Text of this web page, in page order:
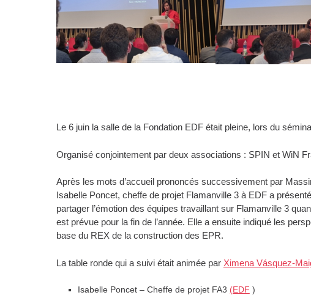
Le 6 juin la salle de la Fondation EDF était pleine, lors du
Organisé conjointement par deux associations : SPIN et WiN
Après les mots d’accueil prononcés successivement par
Isabelle Poncet, cheffe de projet Flamanville 3 à EDF a
partager l’émotion des équipes travaillant sur Flamanville 3
est prévue pour la fin de l’année. Elle a ensuite indiqué les
base du REX de la construction des EPR.
La table ronde qui a suivi était animée par Ximena Vásquez-
Isabelle Poncet – Cheffe de projet FA3 (EDF )